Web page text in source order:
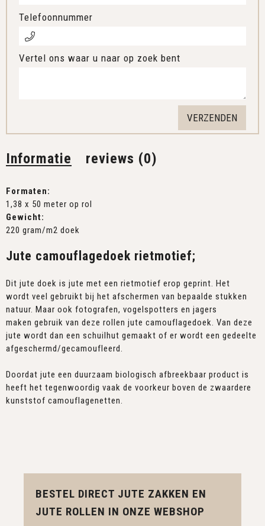
Informatie reviews (0)
Formaten:
1,38 x 50 meter op rol
Gewicht:
220 gram/m2 doek
Jute camouflagedoek rietmotief;
Dit jute doek is jute met een rietmotief erop geprint. Het
wordt veel gebruikt bij het afschermen van bepaalde stukken
natuur. Maar ook fotografen, vogelspotters en jagers
maken gebruik van deze rollen jute camouflagedoek. Van deze
jute wordt dan een schuilhut gemaakt of er wordt een gedeelte
afgeschermd/gecamoufleerd.
Doordat jute een duurzaam biologisch afbreekbaar product is
heeft het tegenwoordig vaak de voorkeur boven de zwaardere
kunststof camouflagenetten.
Telefoonnummer
Vertel ons waar u naar op zoek bent
BESTEL DIRECT JUTE ZAKKEN EN
JUTE ROLLEN IN ONZE WEBSHOP